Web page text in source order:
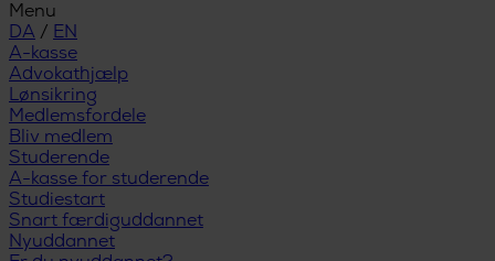
Menu
DA / EN
A-kasse
Advokathjælp
Lønsikring
Medlemsfordele
Bliv medlem
Studerende
A-kasse for studerende
Studiestart
Snart færdiguddannet
Nyuddannet